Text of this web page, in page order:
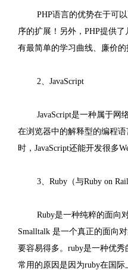
PHP语言的优势在于可
序的扩展！另外，PHP提供
有最简单的学习曲线、廉价
2、JavaScript
JavaScript是一种属于
在浏览器中的解释型的编程
时，JavaScript还能开发很多
3、Ruby（与Ruby on
Ruby是一种纯粹的面向
Smalltalk 是一个真正的面向
要容易得多。ruby是一种优
常用的原因是因为ruby在国